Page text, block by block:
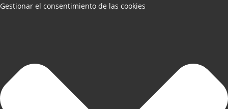
Gestionar el consentimiento de las cookies